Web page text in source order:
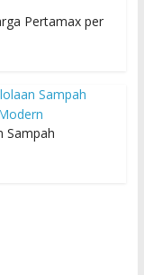
Pertamax per
Sampah